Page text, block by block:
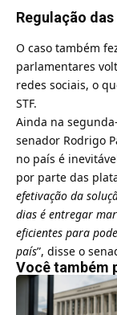
Regulação
O caso também
parlamentares
redes sociais, o
STF.
Ainda na
senador Rodrigo
no país é
por parte das
efetivação da
dias é entregar
eficientes para
país”, disse o
Você também